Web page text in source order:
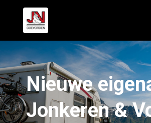
Nieuwe
Jonkeren &